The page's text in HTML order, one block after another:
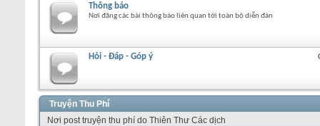
Thông báo
Nơi đăng các bài thông báo liên quan tới toàn bộ diễn đàn
Hỏi - Đáp - Góp ý
Truyện Thu Phí
Nơi post truyện thu phí do Thiên Thư Các dịch